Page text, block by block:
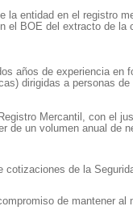
entidad en el registro
el BOE del extracto de la
años de experiencia
dirigidas a personas
Mercantil, con el
un volumen anual
de la
de mantener